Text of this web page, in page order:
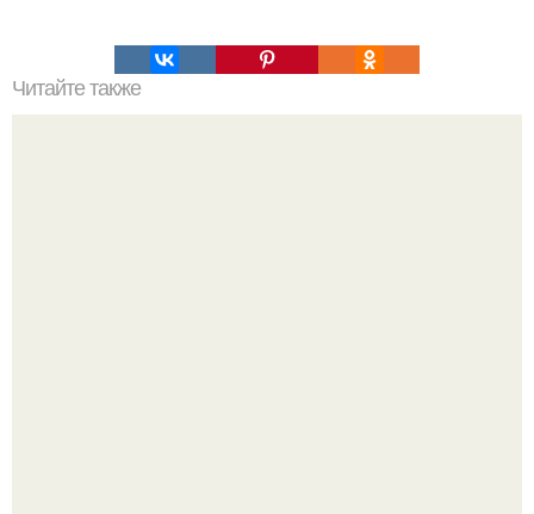
Читайте также